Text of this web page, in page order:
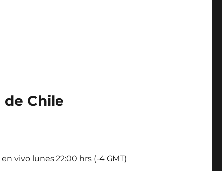
de Chile
en vivo lunes 22:00 hrs (-4 GMT)